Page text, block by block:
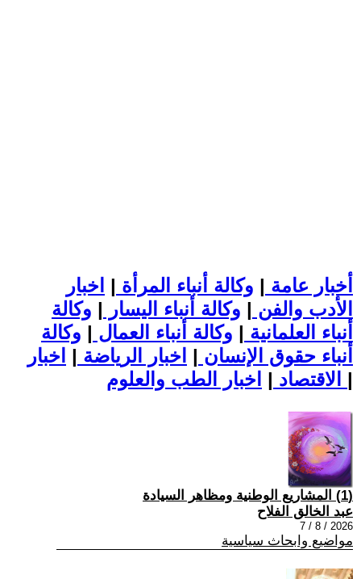
أخبار عامة | وكالة أنباء المرأة | اخبار
الأدب والفن | وكالة أنباء اليسار | وكالة
أنباء العلمانية | وكالة أنباء العمال | وكالة
أنباء حقوق الإنسان | اخبار الرياضة | اخبار
الاقتصاد | |
(1) المشاريع الوطنية ومظاهر السيادة
عبد الخالق الفلاح
2026 / 8 / 7
مواضيع وابحاث سياسية